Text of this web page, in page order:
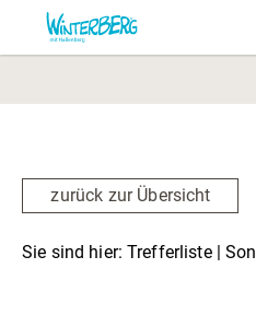
Vor Ort & Aktuelles
zurück zur Übersicht
Sie sind hier: Trefferliste |